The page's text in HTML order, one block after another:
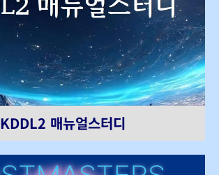
KDDL2 매뉴얼스터디